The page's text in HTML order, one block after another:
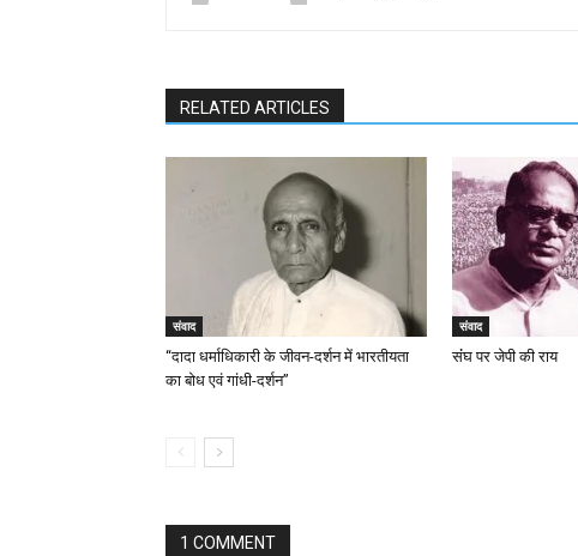
RELATED ARTICLES
संवाद
“दादा धर्माधिकारी के जीवन-दर्शन में भारतीयता
का बोध एवं गांधी-दर्शन”
संवाद
संंघ पर जेपी की राय
1 COMMENT